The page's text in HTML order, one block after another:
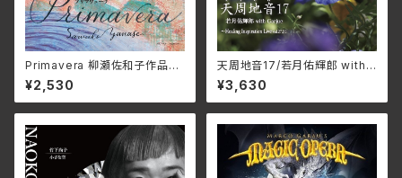
Primavera 柳瀬佐和子作品集/
ユーオーディア・アンサンブル、
蜷川いづみ、工藤美穂、Duo FR
IEDEN MCDN-1171(仕様:C
¥2,530
天周地音17/若月佑輝郎 with
Garjue TXTH-0043(仕様:
CD)
¥3,630